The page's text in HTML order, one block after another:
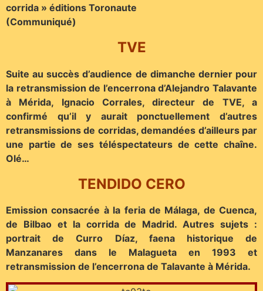
corrida » éditions Toronaute
(Communiqué)
TVE
Suite au succès d’audience de dimanche dernier pour
la retransmission de l’encerrona d’Alejandro Talavante
à Mérida, Ignacio Corrales, directeur de TVE, a
confirmé qu’il y aurait ponctuellement d’autres
retransmissions de corridas, demandées d’ailleurs par
une partie de ses téléspectateurs de cette chaîne.
Olé…
TENDIDO CERO
Emission consacrée à la feria de Málaga, de Cuenca,
de Bilbao et la corrida de Madrid. Autres sujets :
portrait de Curro Díaz, faena historique de
Manzanares dans le Malagueta en 1993 et
retransmission de l’encerrona de Talavante à Mérida.